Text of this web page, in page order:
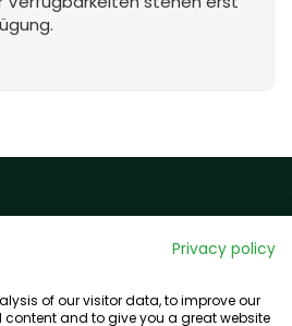
Privacy policy
of our visitor data, to improve our
content and to give you a great website